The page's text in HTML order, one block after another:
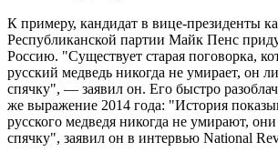
К примеру, кандидат в вице-президенты
Республиканской партии Майк Пенс
Россию. "Существует старая поговорка,
русский медведь никогда не умирает, он
спячку", — заявил он. Его быстро
же выражение 2014 года: "История
русского медведя никогда не умирают,
спячку", заявил он в интервью National